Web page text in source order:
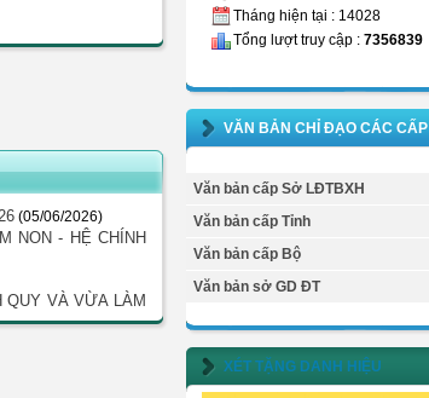
(05/06/2026)
NON - HỆ CHÍNH
QUY VÀ VỪA LÀM
Tháng hiện tại : 14028
Tổng lượt truy cập : 7356839
VĂN BẢN CHỈ ĐẠO CÁC CẤP
Văn bản cấp Sở LĐTBXH
Văn bản cấp Tỉnh
Văn bản cấp Bộ
Văn bản sở GD ĐT
XÉT TẶNG DANH HIỆU